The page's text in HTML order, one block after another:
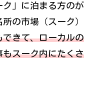
」に泊まる方のが
の市場（スーク）
できて、ローカルの
スーク内にたくさ